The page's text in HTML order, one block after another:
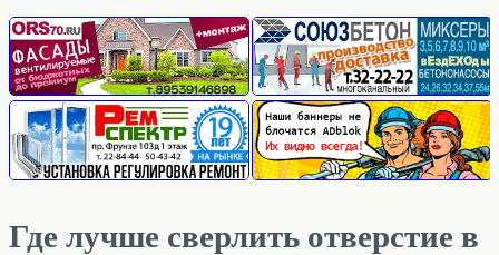
Где лучше сверлить отверстие в